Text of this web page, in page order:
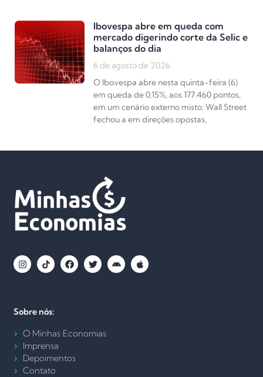
Ibovespa abre em queda com
mercado digerindo corte da Selic e
balanços do dia
6 de agosto de 2026
O Ibovespa abre nesta quinta-feira (6)
em queda de 0,15%, aos 177.460 pontos,
em um cenário externo misto: Wall Street
fechou a em direções opostas,
Sobre nós:
O Minhas Economias
Imprensa
Depoimentos
Contato